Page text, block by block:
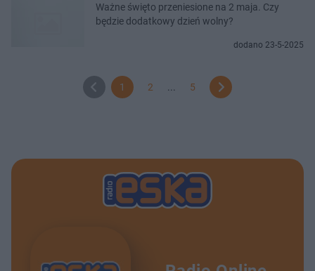
Ważne święto przeniesione na 2 maja. Czy
będzie dodatkowy dzień wolny?
dodano 23-5-2025
1 2 5